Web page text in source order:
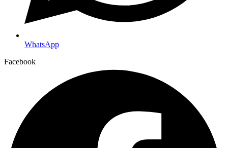
WhatsApp
Facebook